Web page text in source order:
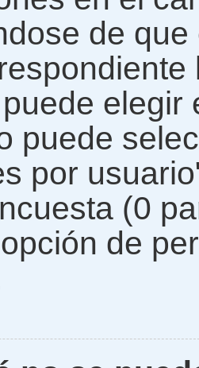
de
puede
por
(0
de